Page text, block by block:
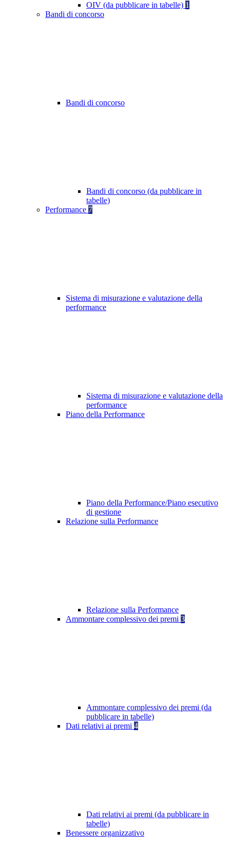
OIV (da pubblicare in tabelle) 1
Bandi di concorso
Bandi di concorso
Bandi di concorso (da pubblicare in
tabelle)
Performance 7
Sistema di misurazione e valutazione della
performance
Sistema di misurazione e valutazione della
performance
Piano della Performance
Piano della Performance/Piano esecutivo
di gestione
Relazione sulla Performance
Relazione sulla Performance
Ammontare complessivo dei premi 3
Ammontare complessivo dei premi (da
pubblicare in tabelle)
Dati relativi ai premi 4
Dati relativi ai premi (da pubblicare in
tabelle)
Benessere organizzativo